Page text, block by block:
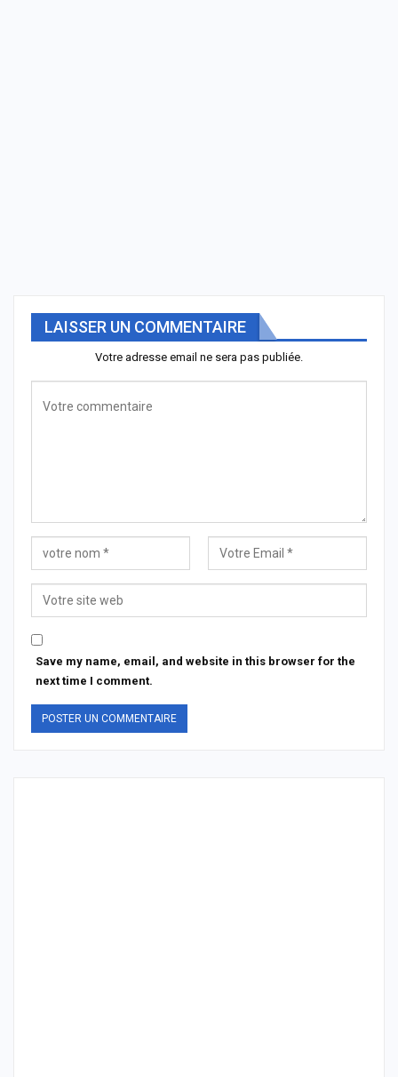
LAISSER UN COMMENTAIRE
Votre adresse email ne sera pas publiée.
Save my name, email, and website in this browser for the
next time I comment.